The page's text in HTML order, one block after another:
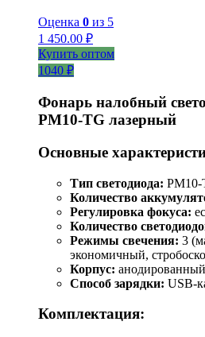
Оценка 0 из 5
1 450.00 ₽
Купить оптом
1040 ₽
Фонарь налобный
PM10-TG лазерный
Основные
Тип светодиода:
Количество
Регулировка фокуса:
Количество
Режимы свечения: 3
экономичный,
Корпус:
Способ зарядки: USB-
Комплектация: